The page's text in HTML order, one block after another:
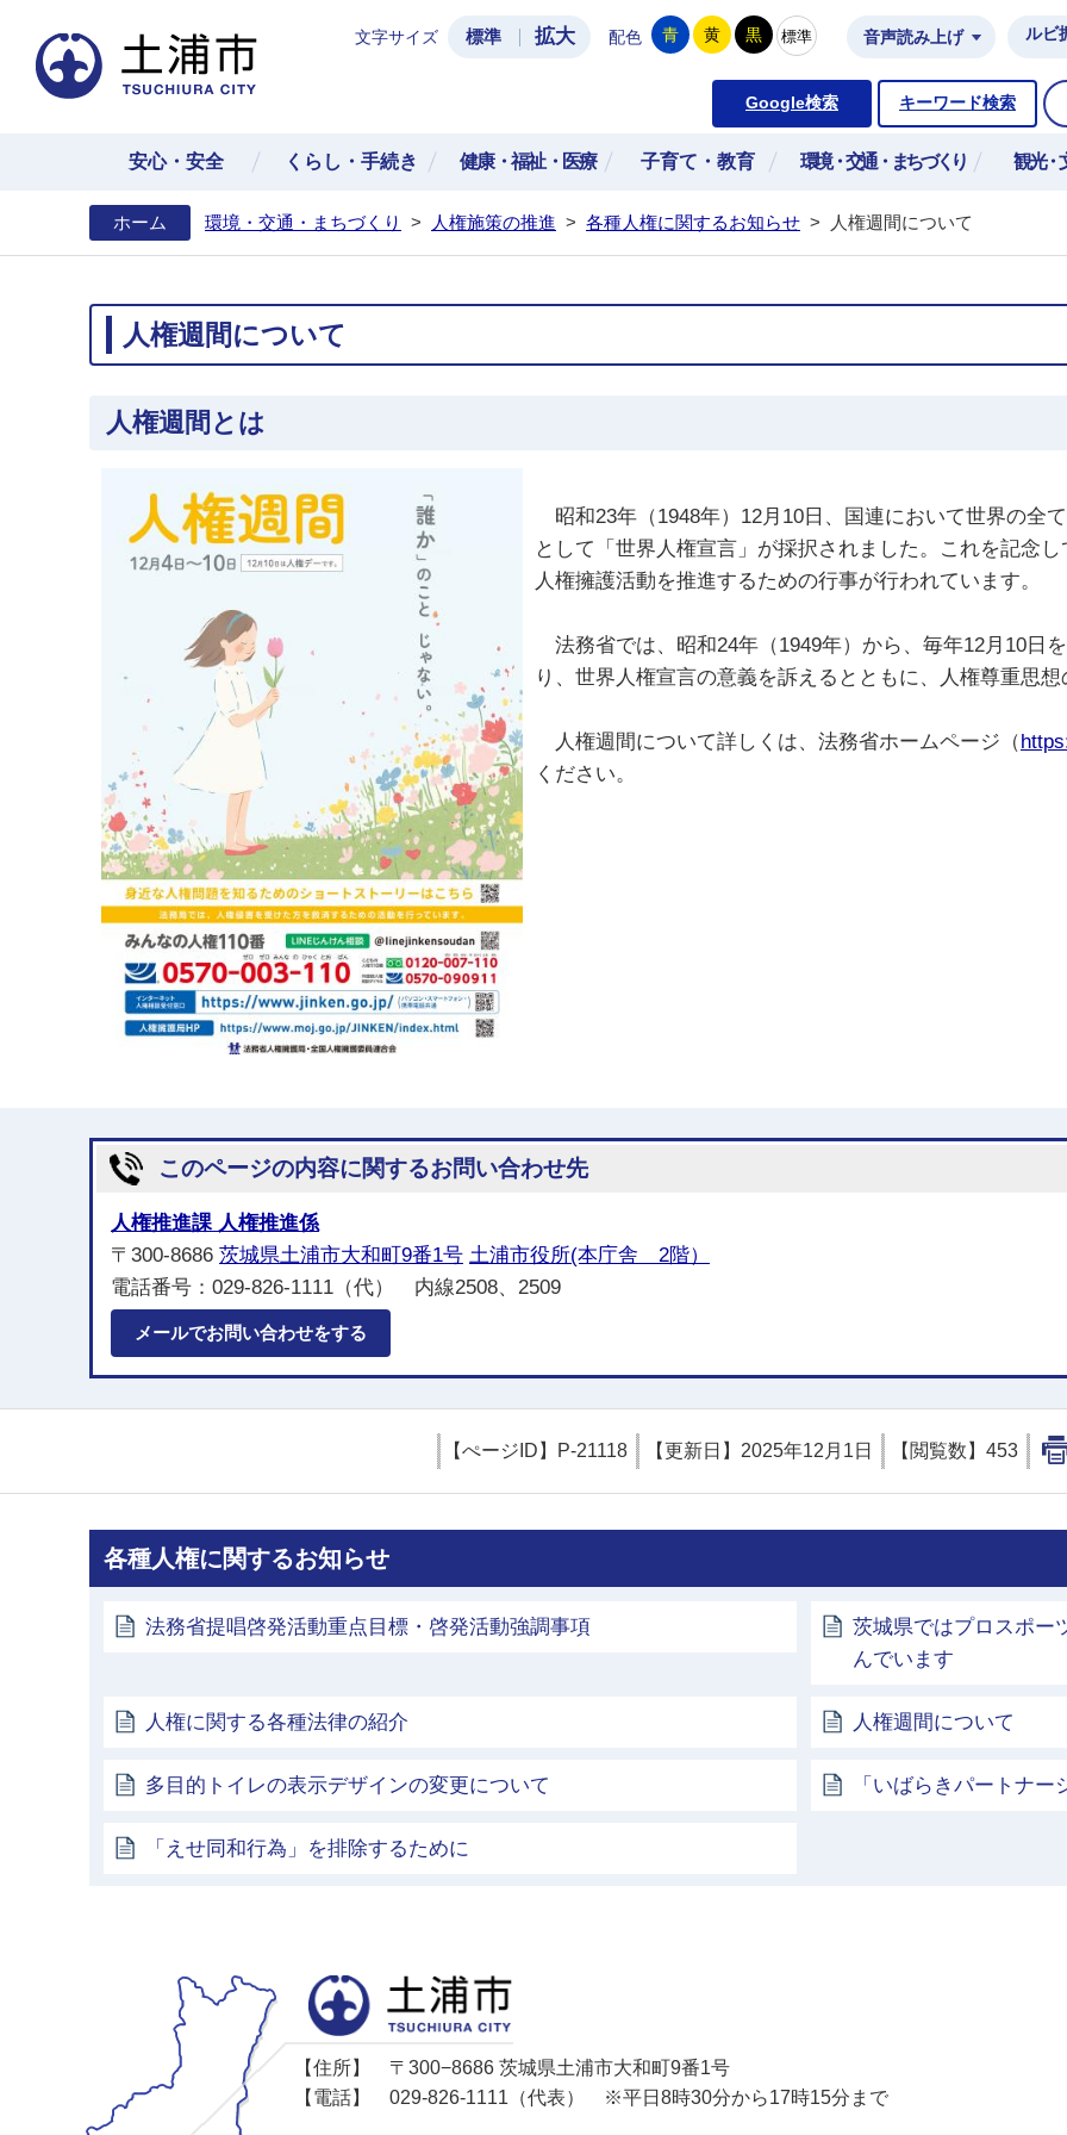
土浦市公式ホームページ
文字サイズ 標準 拡大 配色 青 黄 黒 標準 音声読み上げ ルビ
Google検索 キーワード検索
安心・安全 くらし・手続き 健康・福祉・医療 子育て・教育 環境・交通・まちづくり 観光・
ホーム 環境・交通・まちづくり > 人権施策の推進 > 各種人権に関するお知らせ > 人権週間について
人権週間について
人権週間とは
昭和23年（1948年）12月10日、国連において世界の全
として「世界人権宣言」が採択されました。これを記念
人権擁護活動を推進するための行事が行われています。
法務省では、昭和24年（1949年）から、毎年12月10日
り、世界人権宣言の意義を訴えるとともに、人権尊重思
人権週間について詳しくは、法務省ホームページ（
ください。
このページの内容に関するお問い合わせ先
人権推進課 人権推進係
〒300-8686 茨城県土浦市大和町9番1号 土浦市役所(本庁舎 2階）
電話番号：029-826-1111（代） 内線2508、2509
メールでお問い合わせをする
【ぺージID】 P-21118 【更新日】 2025年12月1日 【閲覧数】 453
各種人権に関するお知らせ
法務省提唱啓発活動重点目標・啓発活動強調事項
茨城県ではプロスポー
んでいます
人権に関する各種法律の紹介 人権週間について
多目的トイレの表示デザインの変更について 「いばらきパートナ
「えせ同和行為」を排除するために
【住所】
〒300−8686 茨城県土浦市大和町9番1号
【電話】
029-826-1111（代表） ※平日8時30分から17時15分まで